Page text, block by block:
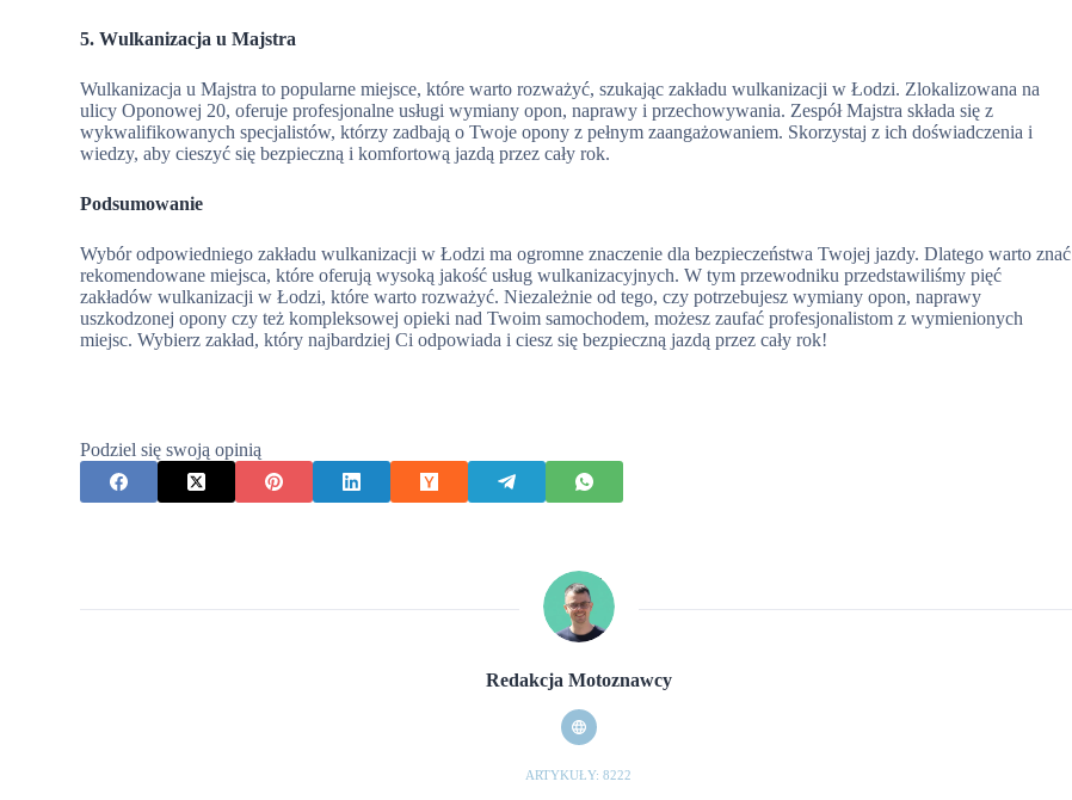
5. Wulkanizacja u Majstra
Wulkanizacja u Majstra to popularne miejsce, które warto rozważyć, szukając zakładu wulkanizacji w Łodzi. Zlokalizowana na
ulicy Oponowej 20, oferuje profesjonalne usługi wymiany opon, naprawy i przechowywania. Zespół Majstra składa się z
wykwalifikowanych specjalistów, którzy zadbają o Twoje opony z pełnym zaangażowaniem. Skorzystaj z ich doświadczenia i
wiedzy, aby cieszyć się bezpieczną i komfortową jazdą przez cały rok.
Podsumowanie
Wybór odpowiedniego zakładu wulkanizacji w Łodzi ma ogromne znaczenie dla bezpieczeństwa Twojej jazdy. Dlatego warto znać
rekomendowane miejsca, które oferują wysoką jakość usług wulkanizacyjnych. W tym przewodniku przedstawiliśmy pięć
zakładów wulkanizacji w Łodzi, które warto rozważyć. Niezależnie od tego, czy potrzebujesz wymiany opon, naprawy
uszkodzonej opony czy też kompleksowej opieki nad Twoim samochodem, możesz zaufać profesjonalistom z wymienionych
miejsc. Wybierz zakład, który najbardziej Ci odpowiada i ciesz się bezpieczną jazdą przez cały rok!
Podziel się swoją opinią
Redakcja Motoznawcy
ARTYKUŁY: 8222